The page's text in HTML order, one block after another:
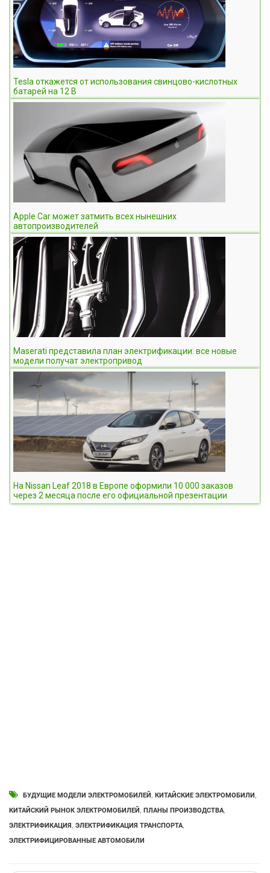
Tesla откажется от использования свинцово-кислотных
батарей на 12 В
Apple Car может затмить всех нынешних
автопроизводителей
Maserati представила план электрификации: все новые
модели получат электропривод
На Nissan Leaf 2018 в Европе оформили 10 000 заказов
через 2 месяца после его официальной презентации
БУДУЩИЕ МОДЕЛИ ЭЛЕКТРОМОБИЛЕЙ, КИТАЙСКИЕ ЭЛЕКТРОМОБИЛИ,
КИТАЙСКИЙ РЫНОК ЭЛЕКТРОМОБИЛЕЙ, ПЛАНЫ ПРОИЗВОДСТВА,
ЭЛЕКТРИФИКАЦИЯ, ЭЛЕКТРИФИКАЦИЯ ТРАНСПОРТА,
ЭЛЕКТРИФИЦИРОВАННЫЕ АВТОМОБИЛИ